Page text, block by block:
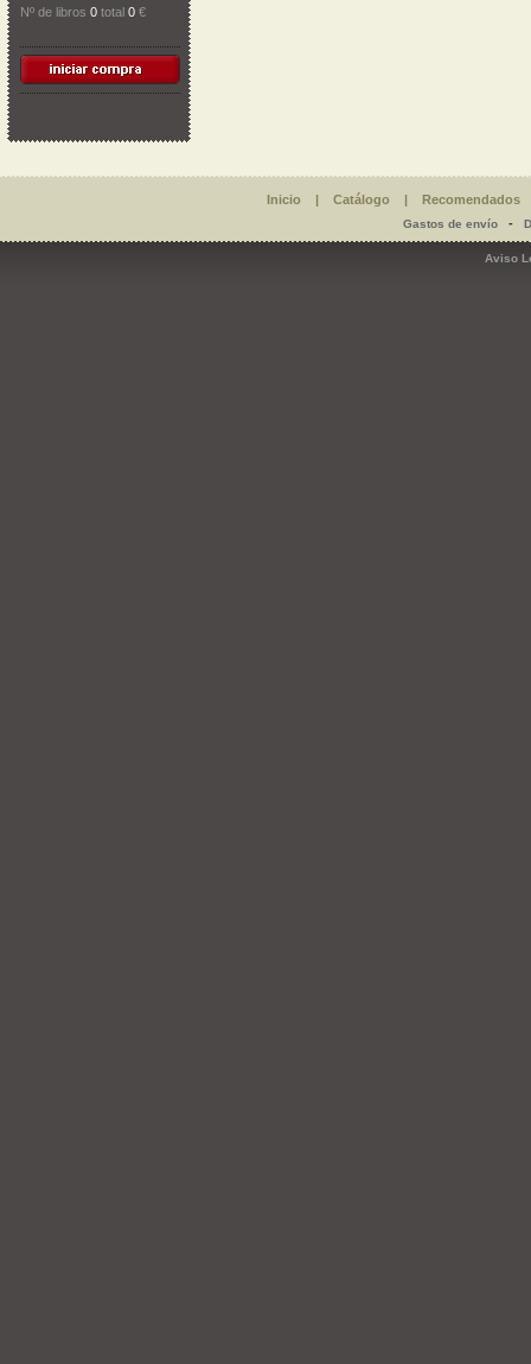
Nº de libros 0 total 0 €
Inicio | Catálogo | Recomendados
Gastos de envío-
Aviso